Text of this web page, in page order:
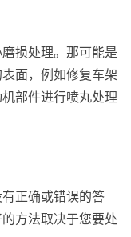
损处理。那可能是
面，例如修复车架
部件进行喷丸处理
正确或错误的答
方法取决于您要处